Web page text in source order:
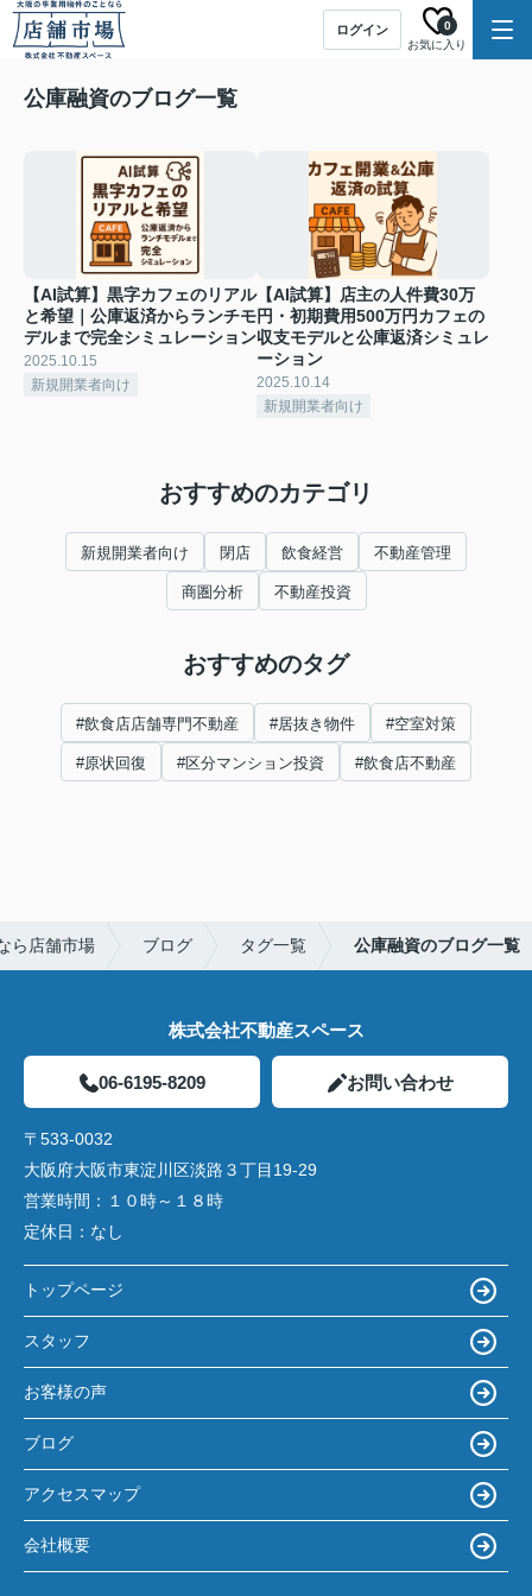
ログイン
お気に入り
0
公庫融資のブログ一覧
【AI試算】黒字カフェのリアル
と希望｜公庫返済からランチモ
デルまで完全シミュレーション
2025.10.15
新規開業者向け
【AI試算】店主の人件費30万
円・初期費用500万円カフェの
収支モデルと公庫返済シミュレ
ーション
2025.10.14
新規開業者向け
おすすめのカテゴリ
新規開業者向け 閉店 飲食経営 不動産管理
商圏分析 不動産投資
おすすめのタグ
#飲食店店舗専門不動産 #居抜き物件 #空室対策
#原状回復 #区分マンション投資 #飲食店不動産
ら店舗市場 ブログ タグ一覧 公庫融資のブログ一覧
株式会社不動産スペース
06-6195-8209 お問い合わせ
〒533-0032
大阪府大阪市東淀川区淡路３丁目19-29
営業時間： １０時～１８時
定休日： なし
トップページ
スタッフ
お客様の声
ブログ
アクセスマップ
会社概要